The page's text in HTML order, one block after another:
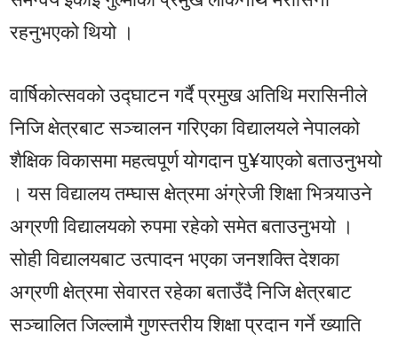
रहनुभएको थियो ।
वार्षिकोत्सवको उद्घाटन गर्दै प्रमुख अतिथि मरासिनीले
निजि क्षेत्रबाट सञ्चालन गरिएका विद्यालयले नेपालको
शैक्षिक विकासमा महत्वपूर्ण योगदान पु¥याएको बताउनुभयो
। यस विद्यालय तम्घास क्षेत्रमा अंग्रेजी शिक्षा भित्र्याउने
अग्रणी विद्यालयको रुपमा रहेको समेत बताउनुभयो ।
सोही विद्यालयबाट उत्पादन भएका जनशक्ति देशका
अग्रणी क्षेत्रमा सेवारत रहेका बताउँदै निजि क्षेत्रबाट
सञ्चालित जिल्लामै गुणस्तरीय शिक्षा प्रदान गर्ने ख्याति